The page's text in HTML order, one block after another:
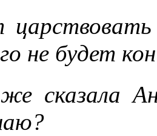
не будет
сказала